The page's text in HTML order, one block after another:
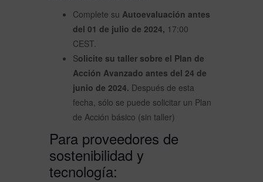
Complete su Autoevaluación antes
del 01 de julio de 2024, 17:00
CEST.
Solicite su taller sobre el Plan de
Acción Avanzado antes del 24 de
junio de 2024. Después de esta
fecha, sólo se puede solicitar un Plan
de Acción básico (sin taller)
Para proveedores de
sostenibilidad y
tecnología: